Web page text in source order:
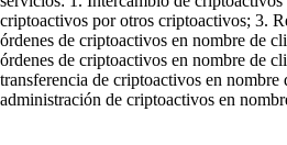
criptoactivos por otros criptoactivos; 3.
órdenes de criptoactivos en nombre de
órdenes de criptoactivos en nombre de
transferencia de criptoactivos en
administración de criptoactivos en